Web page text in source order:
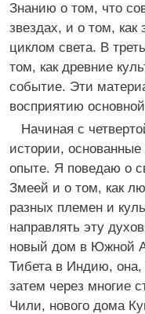
Знанию о том, что
звездах, и о том, как
циклом света. В
том, как древние
событие. Эти
восприятию
Начиная с
истории,
опыте. Я поведаю о
Змеей и о том, как
разных племен и
направлять эту
новый дом в Южной
Тибета в Индию, она,
затем через многие
Чили, нового дома